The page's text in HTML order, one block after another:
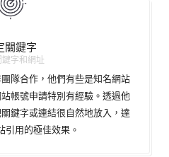
關鍵字
字和網址
隊合作，他們有些是知名網站
帳號申請特別有經驗。透過他
鍵字或連結很自然地放入，達
引用的極佳效果。